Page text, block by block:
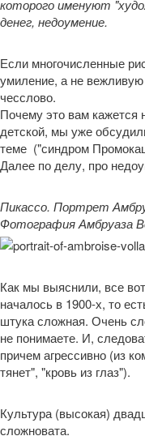
которого именуют
денег, недоумение.
Если многочисленные
умиление, а не
чесслово.
Почему это вам кажется
детской, мы уже
теме ("синдром
Далее по делу, про
Пикассо. Портрет
Фотография Амбруаза
Как мы выяснили, все
началось в 1900-х, то
штука сложная. Очень
не понимаете. И,
причем агрессивно (из
тянет", "кровь из глаз").
Культура (высокая)
сложновата.